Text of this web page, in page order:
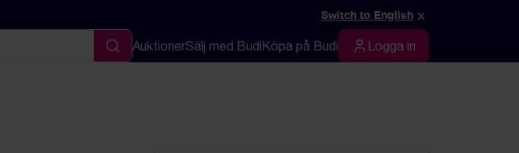
Switch to English ×
Sök
AuktionerSälj med BudiKöpa på Budi Logga in
Logga in